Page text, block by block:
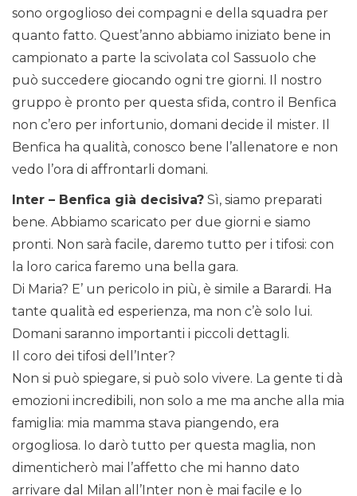
sono orgoglioso dei compagni e della squadra per
quanto fatto. Quest’anno abbiamo iniziato bene in
campionato a parte la scivolata col Sassuolo che
può succedere giocando ogni tre giorni. Il nostro
gruppo è pronto per questa sfida, contro il Benfica
non c’ero per infortunio, domani decide il mister. Il
Benfica ha qualità, conosco bene l’allenatore e non
vedo l’ora di affrontarli domani.
Inter – Benfica già decisiva? Sì, siamo preparati
bene. Abbiamo scaricato per due giorni e siamo
pronti. Non sarà facile, daremo tutto per i tifosi: con
la loro carica faremo una bella gara.
Di Maria? E’ un pericolo in più, è simile a Barardi. Ha
tante qualità ed esperienza, ma non c’è solo lui.
Domani saranno importanti i piccoli dettagli.
Il coro dei tifosi dell’Inter?
Non si può spiegare, si può solo vivere. La gente ti dà
emozioni incredibili, non solo a me ma anche alla mia
famiglia: mia mamma stava piangendo, era
orgogliosa. Io darò tutto per questa maglia, non
dimenticherò mai l’affetto che mi hanno dato
arrivare dal Milan all’Inter non è mai facile e lo